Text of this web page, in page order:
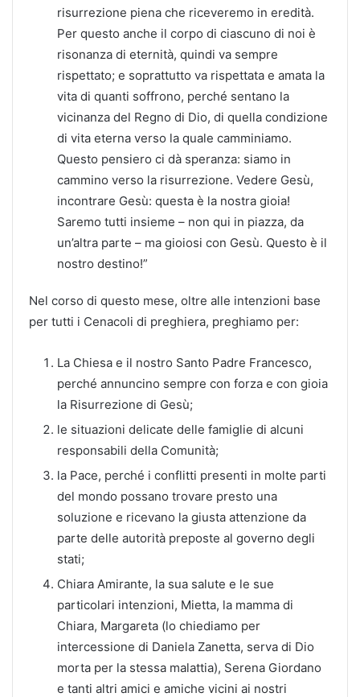
risurrezione piena che riceveremo in eredità.
Per questo anche il corpo di ciascuno di noi è
risonanza di eternità, quindi va sempre
rispettato; e soprattutto va rispettata e amata la
vita di quanti soffrono, perché sentano la
vicinanza del Regno di Dio, di quella condizione
di vita eterna verso la quale camminiamo.
Questo pensiero ci dà speranza: siamo in
cammino verso la risurrezione. Vedere Gesù,
incontrare Gesù: questa è la nostra gioia!
Saremo tutti insieme – non qui in piazza, da
un’altra parte – ma gioiosi con Gesù. Questo è il
nostro destino!”
Nel corso di questo mese, oltre alle intenzioni base
per tutti i Cenacoli di preghiera, preghiamo per:
La Chiesa e il nostro Santo Padre Francesco,
perché annuncino sempre con forza e con gioia
la Risurrezione di Gesù;
le situazioni delicate delle famiglie di alcuni
responsabili della Comunità;
la Pace, perché i conflitti presenti in molte parti
del mondo possano trovare presto una
soluzione e ricevano la giusta attenzione da
parte delle autorità preposte al governo degli
stati;
Chiara Amirante, la sua salute e le sue
particolari intenzioni, Mietta, la mamma di
Chiara, Margareta (lo chiediamo per
intercessione di Daniela Zanetta, serva di Dio
morta per la stessa malattia), Serena Giordano
e tanti altri amici e amiche vicini ai nostri